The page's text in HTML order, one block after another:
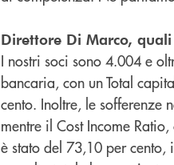
Direttore Di Marco,
I nostri soci sono 4.004 e
bancaria, con un Total
cento. Inoltre, le sofferenze
mentre il Cost Income
è stato del 73,10 per